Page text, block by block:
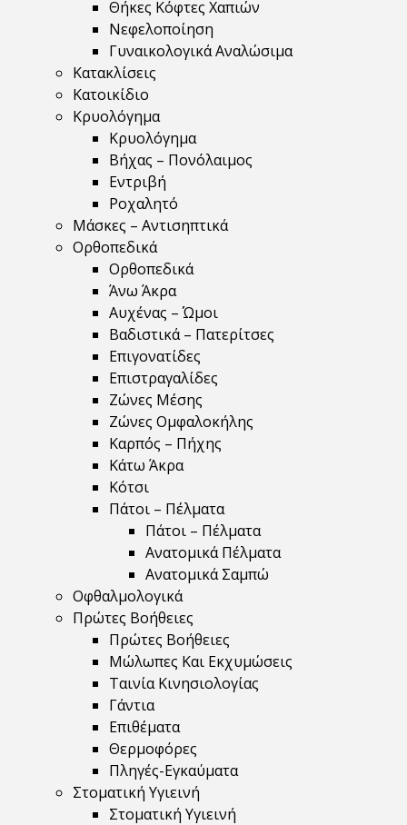
Θήκες Κόφτες Χαπιών
Νεφελοποίηση
Γυναικολογικά Αναλώσιμα
Κατακλίσεις
Κατοικίδιο
Κρυολόγημα
Κρυολόγημα
Βήχας – Πονόλαιμος
Εντριβή
Ροχαλητό
Μάσκες – Αντισηπτικά
Ορθοπεδικά
Ορθοπεδικά
Άνω Άκρα
Αυχένας – Ώμοι
Βαδιστικά – Πατερίτσες
Επιγονατίδες
Επιστραγαλίδες
Ζώνες Μέσης
Ζώνες Ομφαλοκήλης
Καρπός – Πήχης
Κάτω Άκρα
Κότσι
Πάτοι – Πέλματα
Πάτοι – Πέλματα
Ανατομικά Πέλματα
Ανατομικά Σαμπώ
Οφθαλμολογικά
Πρώτες Βοήθειες
Πρώτες Βοήθειες
Μώλωπες Και Εκχυμώσεις
Ταινία Κινησιολογίας
Γάντια
Επιθέματα
Θερμοφόρες
Πληγές-Εγκαύματα
Στοματική Υγιεινή
Στοματική Υγιεινή